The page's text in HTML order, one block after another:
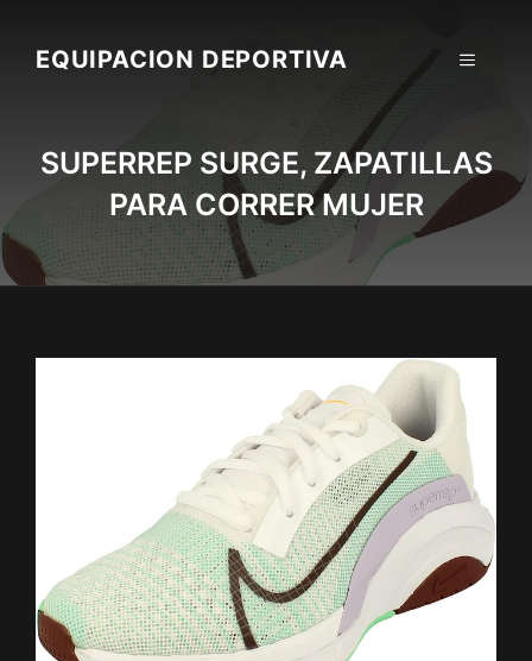
contentEQUIPACION DEPORTIVA MENU
SUPERREP SURGE, ZAPATILLAS
PARA CORRER MUJER